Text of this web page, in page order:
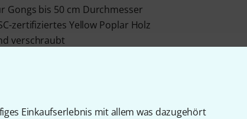
Einkaufserlebnis mit allem was dazugehört
Gongs bis 50 cm Durchmesser
zertifiziertes Yellow Poplar Holz
verschraubt
Gong Stand